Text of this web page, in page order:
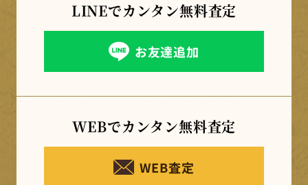
LINEでカンタン無料査定
お友達追加
WEBでカンタン無料査定
WEB査定